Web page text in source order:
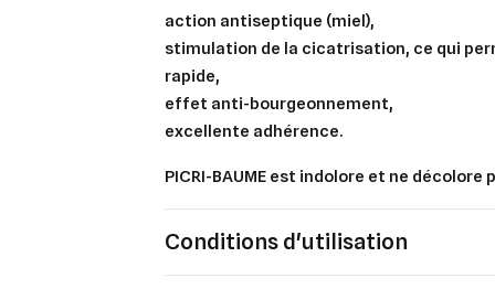
action antiseptique (miel),
stimulation de la cicatrisation, ce qui
rapide,
effet anti-bourgeonnement,
excellente adhérence.
PICRI-BAUME est indolore et ne décolore
Conditions d'utilisation
add_circle_outline